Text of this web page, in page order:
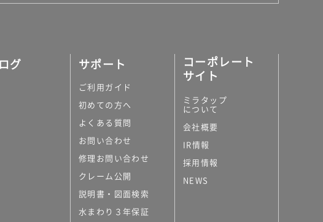
グ サポート
ご利用ガイド
初めての方へ
よくある質問
お問い合わせ
修理お問い合わせ
クレーム公開
説明書・図面検索
水まわり３年保証
コーポレート
サイト
ミラタップ
について
会社概要
IR情報
採用情報
NEWS